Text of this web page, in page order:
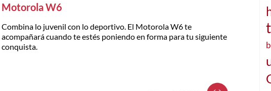
Motorola W6
Combina lo juvenil con lo deportivo. El Motorola W6 te
acompañará cuando te estés poniendo en forma para tu siguiente
conquista.